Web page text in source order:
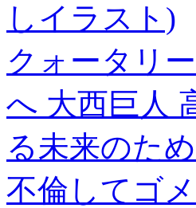
しイラスト)
クォータリ
へ 大西巨人
る未来のた
不倫してゴ